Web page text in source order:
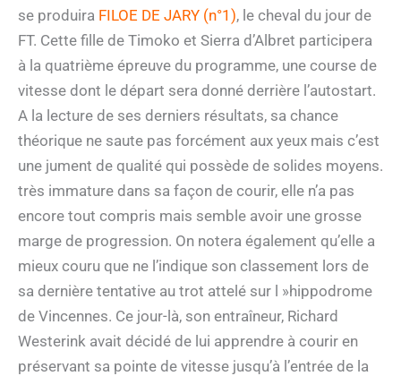
se produira FILOE DE JARY (n°1), le cheval du jour de
FT. Cette fille de Timoko et Sierra d’Albret participera
à la quatrième épreuve du programme, une course de
vitesse dont le départ sera donné derrière l’autostart.
A la lecture de ses derniers résultats, sa chance
théorique ne saute pas forcément aux yeux mais c’est
une jument de qualité qui possède de solides moyens.
très immature dans sa façon de courir, elle n’a pas
encore tout compris mais semble avoir une grosse
marge de progression. On notera également qu’elle a
mieux couru que ne l’indique son classement lors de
sa dernière tentative au trot attelé sur l »hippodrome
de Vincennes. Ce jour-là, son entraîneur, Richard
Westerink avait décidé de lui apprendre à courir en
préservant sa pointe de vitesse jusqu’à l’entrée de la